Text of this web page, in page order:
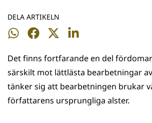
DELA ARTIKELN
Dela
WhatsApp
Dela
Facebook
Dela
Twitter
Dela
LinkedIn
Det finns fortfarande en del
särskilt mot lättlästa bearbetningar
tänker sig att bearbetningen brukar
författarens ursprungliga alster.